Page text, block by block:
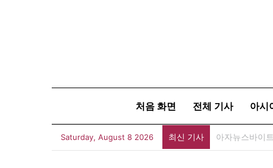
처음 화면 전체 기사 아시
Saturday, August 8 2026 최신 기사 아자뉴스바이